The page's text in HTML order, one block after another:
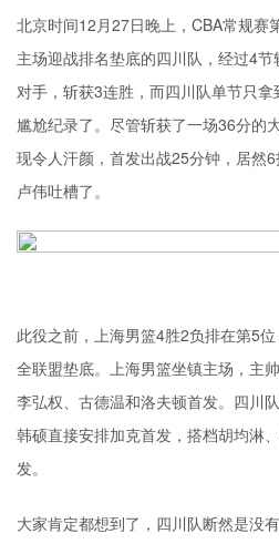
北京时间12月27日晚上，CBA常规赛
主场迎战排名垫底的四川队，经过4
对手，斩获3连胜，而四川队单节只
尴尬纪录了。尽管斩获了一场36分的
现令人汗颜，首发出战25分钟，居然
卢伟吐槽了。
此役之前，上海男篮4胜2负排在第5
全联盟垫底。上海男篮坐镇主场，主
李弘权、古德温和洛夫顿首发。四川
韩硕直接安排加克首发，搭档胡均淋
发。
大家肯定都想到了，四川队断然是没